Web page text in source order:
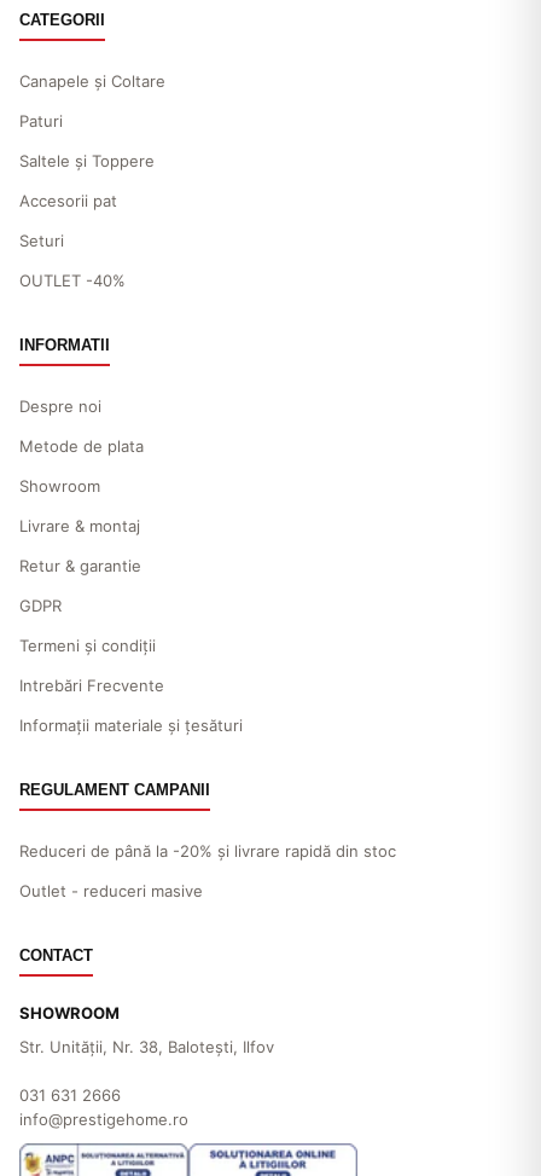
CATEGORII
Canapele și Coltare
Paturi
Saltele și Toppere
Accesorii pat
Seturi
OUTLET -40%
INFORMATII
Despre noi
Metode de plata
Showroom
Livrare & montaj
Retur & garantie
GDPR
Termeni și condiții
Intrebări Frecvente
Informații materiale și țesături
REGULAMENT CAMPANII
Reduceri de până la -20% și livrare rapidă din stoc
Outlet - reduceri masive
CONTACT
SHOWROOM
Str. Unităţii, Nr. 38, Baloteşti, Ilfov
031 631 2666
info@prestigehome.ro